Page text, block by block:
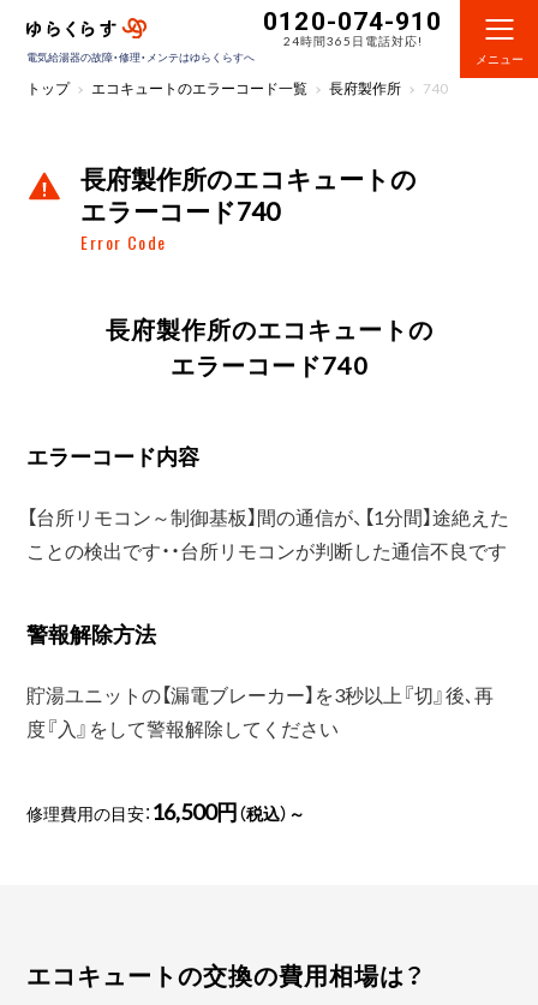
電気給湯器の故障・修理・メンテはゆらくらすへ
0120-074-910
24時間365日電話対応!
メニュー
トップ エコキュートのエラーコード一覧 長府製作所 740
長府製作所のエコキュートの
エラーコード740
Error Code
長府製作所のエコキュートの
エラーコード740
エラーコード内容
【台所リモコン～制御基板】間の通信が、【1分間】途絶えた
ことの検出です・・台所リモコンが判断した通信不良です
警報解除方法
貯湯ユニットの【漏電ブレーカー】を3秒以上『切』後､再
度『入』をして警報解除してください
修理費用の目安： 16,500円（税込）～
エコキュートの交換の費用相場は？